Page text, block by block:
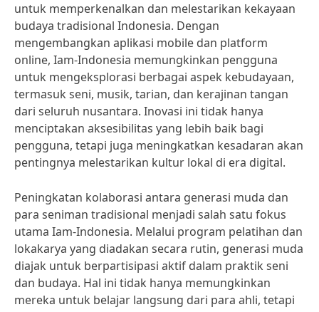
untuk memperkenalkan dan melestarikan kekayaan
budaya tradisional Indonesia. Dengan
mengembangkan aplikasi mobile dan platform
online, Iam-Indonesia memungkinkan pengguna
untuk mengeksplorasi berbagai aspek kebudayaan,
termasuk seni, musik, tarian, dan kerajinan tangan
dari seluruh nusantara. Inovasi ini tidak hanya
menciptakan aksesibilitas yang lebih baik bagi
pengguna, tetapi juga meningkatkan kesadaran akan
pentingnya melestarikan kultur lokal di era digital.
Peningkatan kolaborasi antara generasi muda dan
para seniman tradisional menjadi salah satu fokus
utama Iam-Indonesia. Melalui program pelatihan dan
lokakarya yang diadakan secara rutin, generasi muda
diajak untuk berpartisipasi aktif dalam praktik seni
dan budaya. Hal ini tidak hanya memungkinkan
mereka untuk belajar langsung dari para ahli, tetapi